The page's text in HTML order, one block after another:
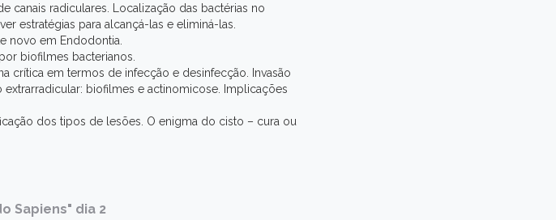
canais radiculares. Localização das bactérias no
estratégias para alcançá-las e eliminá-las.
novo em Endodontia.
biofilmes bacterianos.
crítica em termos de infecção e desinfecção. Invasão
biofilmes e actinomicose. Implicações
dos tipos de lesões. O enigma do cisto – cura ou
Sapiens" dia 2